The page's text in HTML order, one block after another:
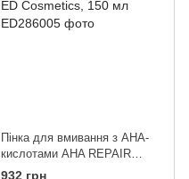
Пінка для вмивання з АНА-
кислотами AHA REPAIR
CLEANSING FOAM ED
932 грн